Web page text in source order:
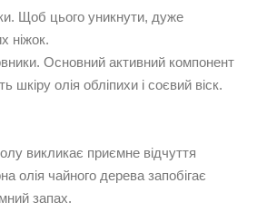
Щоб цього уникнути, дуже
ніжок.
Основний активний компонент
олія обліпихи і соєвий віск.
викликає приємне відчуття
олія чайного дерева запобігає
запах.